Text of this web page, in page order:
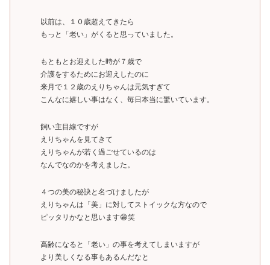
以前は、１０歳超えてきたら
もっと「老い」がくると思っていました。
もともとお迎えした時が７歳で
介護をするためにお迎えしたのに
来月で１２歳のえりちゃんは元気すぎて
こんなに嬉しい事はなく、毎日本当に驚いています。
飼い主目線ですが
えりちゃんを見てきて
えりちゃんが若く過ごせているのは
なんでなのかを考えました。
４つの美の秘訣と名づけましたが
えりちゃんは「美」に対してストイックな方なので
ピッタリかなと思います😁笑
高齢になると「老い」の事を考えてしまいますが
より美しくなる事もあるんだなと